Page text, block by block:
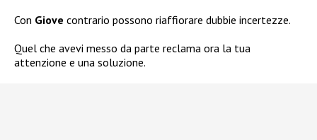
Con Giove contrario possono riaffiorare dubbie incertezze.
Quel che avevi messo da parte reclama ora la tua
attenzione e una soluzione.